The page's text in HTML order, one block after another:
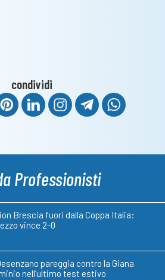
condividi
Professionisti
Brescia fuori dalla Coppa Italia:
vince 2-0
pareggia contro la Giana
nell’ultimo test estivo